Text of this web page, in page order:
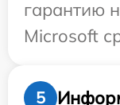
гарантию
Microsoft
5